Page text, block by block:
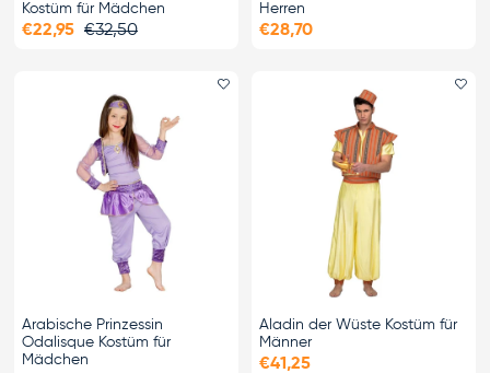
Kostüm für Mädchen
€22,95 €32,50
Herren
€28,70
Favorit hinzufügen
Arabische Prinzessin
Odalisque Kostüm für
Mädchen
Aladin der Wüste Kostüm für
Männer
€41,25